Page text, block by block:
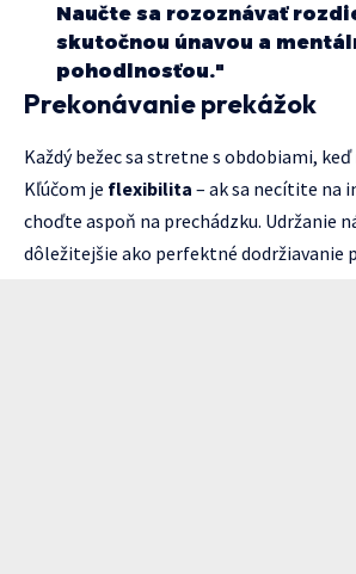
Naučte sa rozoznávať
skutočnou únavou a
pohodlnosťou."
Prekonávanie prekážok
Každý bežec sa stretne s obdobiami,
Kľúčom je flexibilita – ak sa necítite na
choďte aspoň na prechádzku. Udržanie
dôležitejšie ako perfektné dodržiavanie